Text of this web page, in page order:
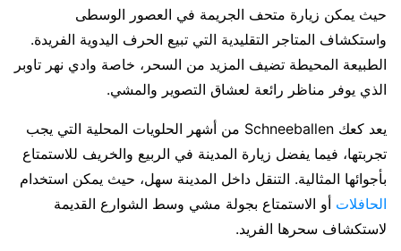
حيث يمكن زيارة متحف الجريمة في العصور الوسطى
واستكشاف المتاجر التقليدية التي تبيع الحرف اليدوية الفريدة.
الطبيعة المحيطة تضيف المزيد من السحر، خاصة وادي نهر تاوبر
الذي يوفر مناظر رائعة لعشاق التصوير والمشي.
يعد كعك Schneeballen من أشهر الحلويات المحلية التي يجب
تجربتها، فيما يفضل زيارة المدينة في الربيع والخريف للاستمتاع
بأجوائها المثالية. التنقل داخل المدينة سهل، حيث يمكن استخدام
الحافلات أو الاستمتاع بجولة مشي وسط الشوارع القديمة
لاستكشاف سحرها الفريد.